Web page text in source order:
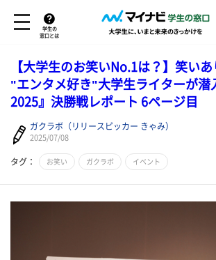
学生の
窓口とは
【大学生のお笑いNo.1は？】笑い
"エンタメ好き"大学生ライターが潜
2025』決勝戦レポート 6ページ目
ガクラボ（リリースピッカー きゃみ）
2025/07/08
タグ： お笑い ガクラボ イベント